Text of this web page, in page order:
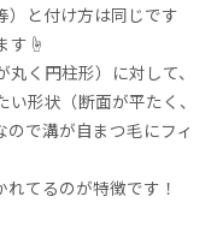
）と付け方は同じです
す☝️
く円柱形）に対して、
形状（断面が平たく、
で溝が自まつ毛にフィ
てるのが特徴です！